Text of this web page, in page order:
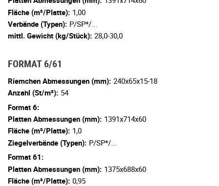
Fläche (m²/Platte): 1,00
Verbände (Typen): P/SP*/...
mittl. Gewicht (kg/Stück): 28,0-30,0
FORMAT 6/61
Riemchen Abmessungen (mm): 240x65x15-18
Anzahl (St/m²): 54
Format 6:
Platten Abmessungen (mm): 1391x714x60
Fläche (m²/Platte): 1,0
Ziegelverbände (Typen): P/SP*/...
Format 61:
Platten Abmessungen (mm): 1375x688x60
Fläche (m²/Platte): 0,95